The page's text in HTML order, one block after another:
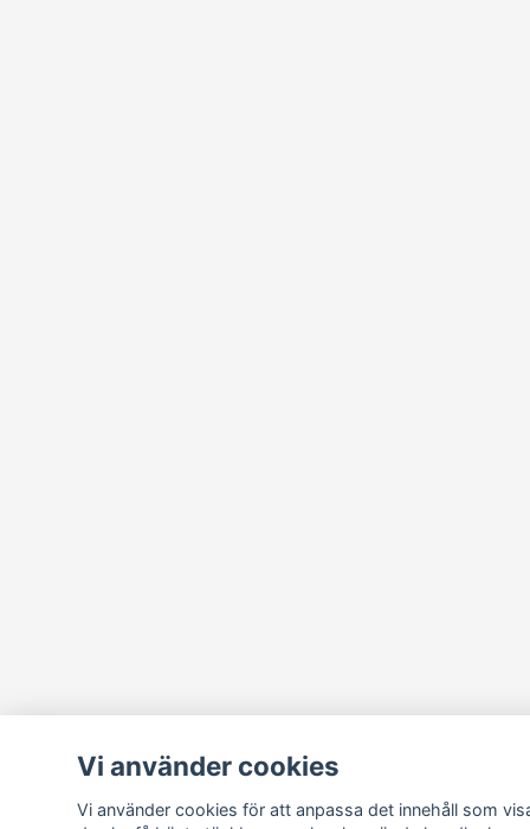
Vi använder cookies
Vi använder cookies för att anpassa det innehåll som